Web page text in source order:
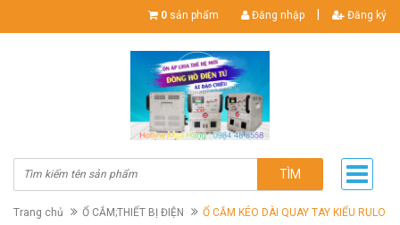
0 sản phẩm Đăng nhập Đăng ký
TÌM
Trang chủ Ổ CẮM;THIẾT BỊ ĐIỆN Ổ CẮM KÉO DÀI QUAY TAY KIỂU RULO